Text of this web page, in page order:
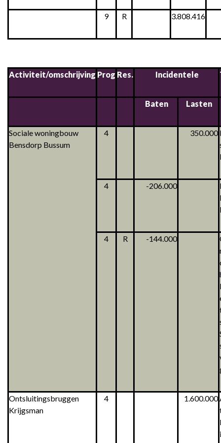
9 R 3.808.416
Activiteit/omschrijving Prog Res. Incidentele
Baten Lasten
Sociale woningbouw
Bensdorp Bussum
4 350.000
4 -206.000
4 R -144.000
Ontsluitingsbruggen
Krijgsman
4 1.600.000